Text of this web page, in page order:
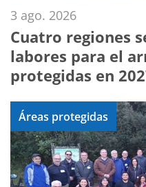
3 ago. 2026
Cuatro regiones
labores para el
protegidas en
Áreas protegidas